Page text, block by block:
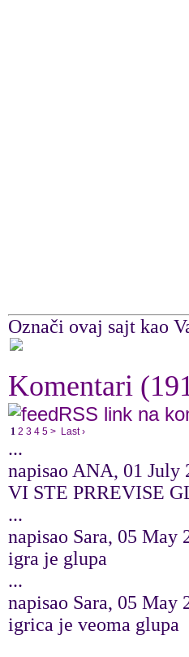
Označi ovaj sajt kao
Komentari
RSS link na
1 2 3 4 5 > Last ›
...
napisao ANA, 01 July
VI STE PRREVISE
...
napisao Sara, 05 May
igra je glupa
...
napisao Sara, 05 May
igrica je veoma glupa